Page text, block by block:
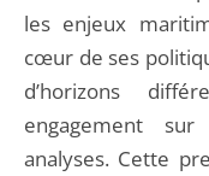
les enjeux
cœur de ses
d’horizons
engagement
analyses. Cette